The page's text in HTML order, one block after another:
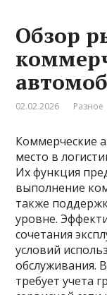
Обзор
02.02.2026 Разное
Коммерческие
место в
Их функция
выполнение
также
уровне.
сочетания
условий
обслуживания.
требует учета